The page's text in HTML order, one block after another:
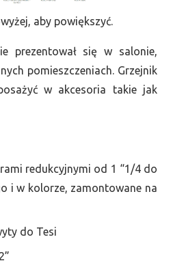
aby powiększyć.
prezentował się w salonie,
pomieszczeniach. Grzejnik
w akcesoria takie jak
redukcyjnymi od 1 “1/4 do
i w kolorze, zamontowane na
do Tesi